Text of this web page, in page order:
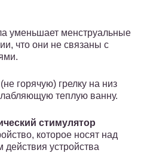
уменьшает менструальные
что они не связаны с
горячую) грелку на низ
теплую ванну.
стимулятор
которое носят над
устройства